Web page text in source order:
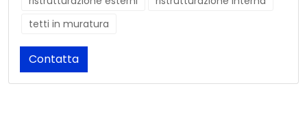
tetti in muratura
Contatta